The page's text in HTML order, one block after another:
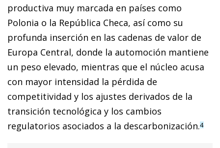
productiva muy marcada en países como
Polonia o la República Checa, así como su
profunda inserción en las cadenas de valor de
Europa Central, donde la automoción mantiene
un peso elevado, mientras que el núcleo acusa
con mayor intensidad la pérdida de
competitividad y los ajustes derivados de la
transición tecnológica y los cambios
regulatorios asociados a la descarbonización.4